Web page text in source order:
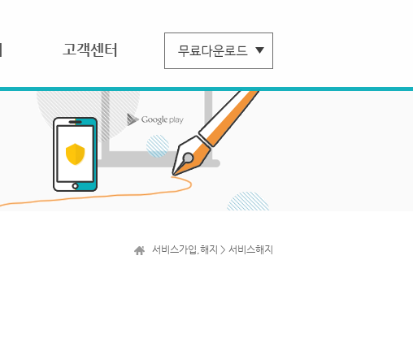
고객센터
서비스가입,해지 > 서비스해지